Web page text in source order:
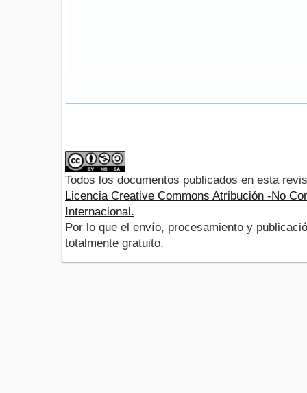
Todos los documentos publicados en esta
Licencia Creative Commons Atribución -No
Internacional.
Por lo que el envío, procesamiento y
totalmente gratuito.